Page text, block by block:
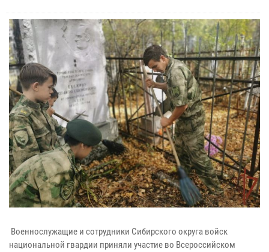
Военнослужащие и сотрудники Сибирского округа войск
национальной гвардии приняли участие во Всероссийском